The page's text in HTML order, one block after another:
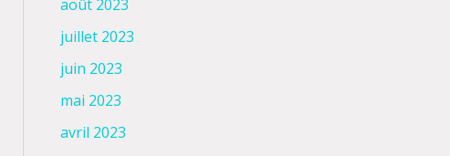
août 2023
juillet 2023
juin 2023
mai 2023
avril 2023